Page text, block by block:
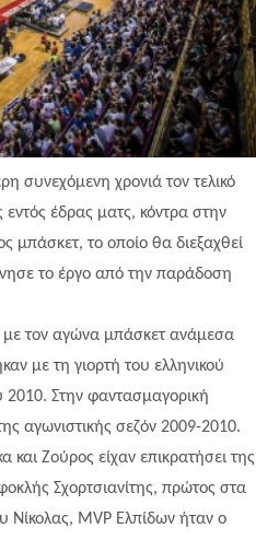
συνεχόμενη χρονιά τον τελικό
έδρας ματς, κόντρα στην
μπάσκετ, το οποίο θα διεξαχθεί
το έργο από την παράδοση
με τον αγώνα μπάσκετ ανάμεσα
με τη γιορτή του ελληνικού
2010. Στην φαντασμαγορική
αγωνιστικής σεζόν 2009-2010.
και Ζούρος είχαν επικρατήσει της
Σχορτσιανίτης, πρώτος στα
MVP Ελπίδων ήταν ο